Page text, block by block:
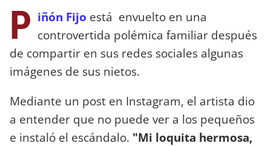
P iñón Fijo está envuelto en una
controvertida polémica familiar después
de compartir en sus redes sociales algunas
imágenes de sus nietos.
Mediante un post en Instagram, el artista dio
a entender que no puede ver a los pequeños
e instaló el escándalo. "Mi loquita hermosa,